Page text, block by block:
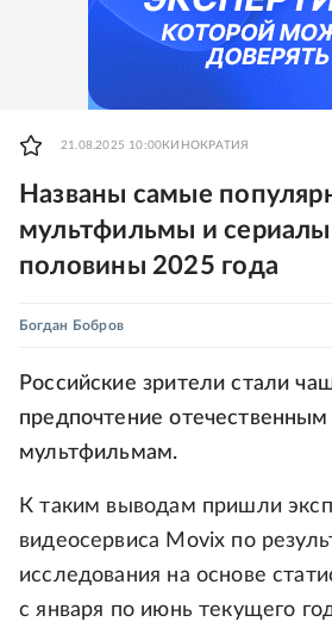
21.08.2025 10:00 КИНОКРАТИЯ
Названы самые
мультфильмы и
половины 2025 года
Богдан Бобров
Российские зрители стали
предпочтение
мультфильмам.
К таким выводам пришли
видеосервиса Movix по
исследования на основе
с января по июнь текущего